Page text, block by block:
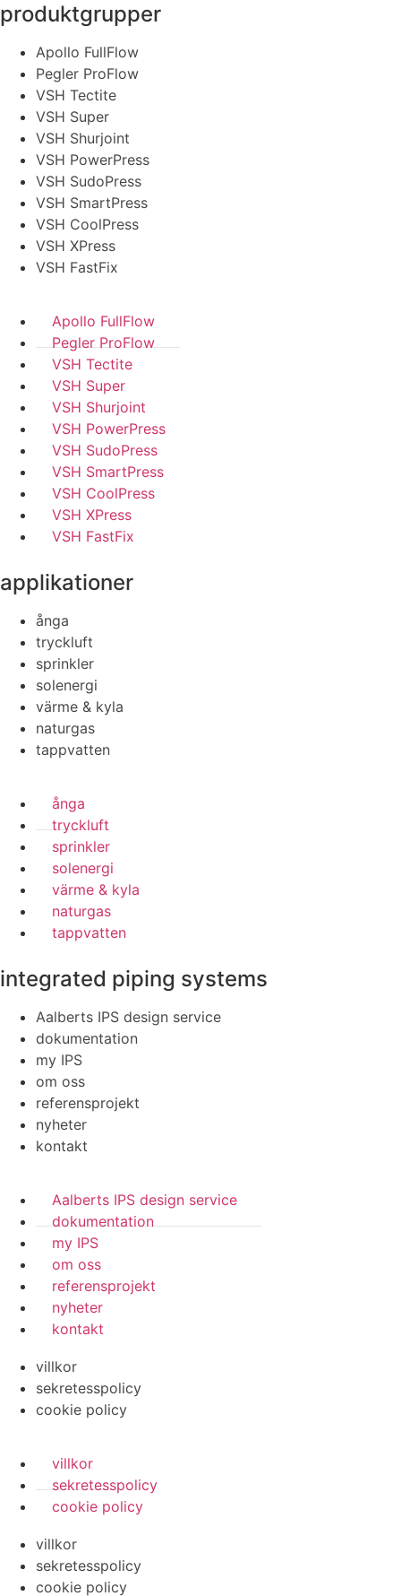
produktgrupper
Apollo FullFlow
Pegler ProFlow
VSH Tectite
VSH Super
VSH Shurjoint
VSH PowerPress
VSH SudoPress
VSH SmartPress
VSH CoolPress
VSH XPress
VSH FastFix
Apollo FullFlow
Pegler ProFlow
VSH Tectite
VSH Super
VSH Shurjoint
VSH PowerPress
VSH SudoPress
VSH SmartPress
VSH CoolPress
VSH XPress
VSH FastFix
applikationer
ånga
tryckluft
sprinkler
solenergi
värme & kyla
naturgas
tappvatten
ånga
tryckluft
sprinkler
solenergi
värme & kyla
naturgas
tappvatten
integrated piping systems
Aalberts IPS design service
dokumentation
my IPS
om oss
referensprojekt
nyheter
kontakt
Aalberts IPS design service
dokumentation
my IPS
om oss
referensprojekt
nyheter
kontakt
villkor
sekretesspolicy
cookie policy
villkor
sekretesspolicy
cookie policy
villkor
sekretesspolicy
cookie policy